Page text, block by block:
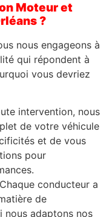
Moteur et
?
nous engageons à
qui répondent à
vous devriez
intervention, nous
de votre véhicule
et de vous
pour
conducteur a
de
nous adaptons nos